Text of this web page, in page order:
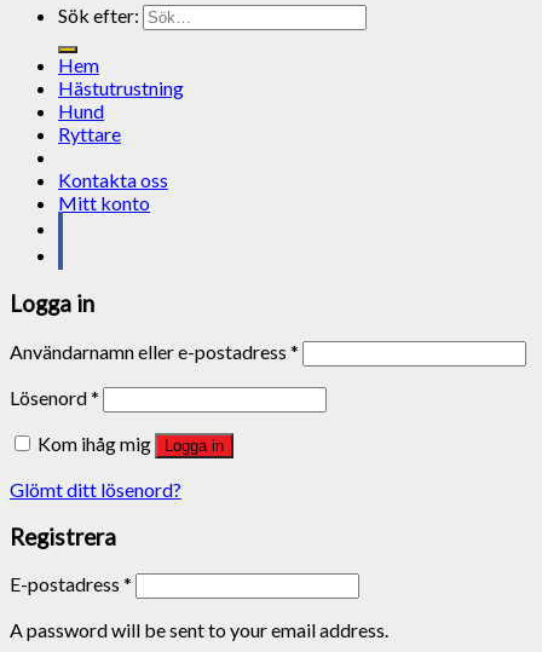
Sök efter:
Hem
Hästutrustning
Hund
Ryttare
Kontakta oss
Mitt konto
Logga in
Användarnamn eller e-postadress *
Lösenord*
Kom ihåg mig
Logga in
Glömt ditt lösenord?
Registrera
E-postadress *
A password will be sent to your email address.